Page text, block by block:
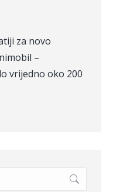
za novo
–
vrijedno oko 200